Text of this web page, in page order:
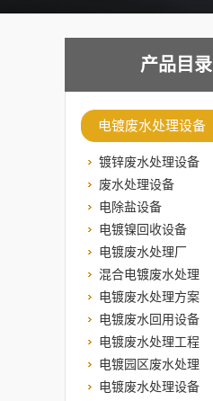
产品目录
电镀废水处理设备
镀锌废水处理设备
废水处理设备
电除盐设备
电镀镍回收设备
电镀废水处理厂
混合电镀废水处理
电镀废水处理方案
电镀废水回用设备
电镀废水处理工程
电镀园区废水处理
电镀废水处理设备